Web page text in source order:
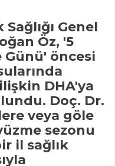
Sağlığı Genel
Öz, '5
Günü' öncesi
DHA'ya
Doç. Dr.
veya göle
sezonu
il sağlık